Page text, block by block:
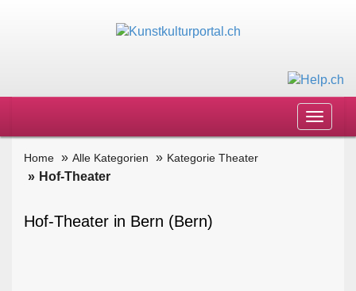
Toggle
Home Alle Kategorien Kategorie Theater
Hof-Theater
Hof-Theater in Bern (Bern)